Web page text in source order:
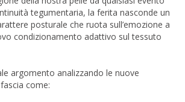
tegumentaria, la ferita nasconde un
posturale che ruota sull’emozione a
condizionamento adattivo sul tessuto
argomento analizzando le nuove
come: